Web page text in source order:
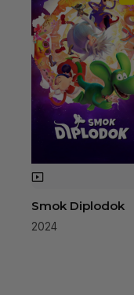
Smok Diplodok
2024